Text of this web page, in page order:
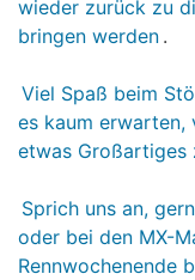
wieder zurück zu
bringen werden .
Viel Spaß beim
es kaum erwarten,
etwas Großartiges
Sprich uns an,
oder bei den MX-
Rennwochenende